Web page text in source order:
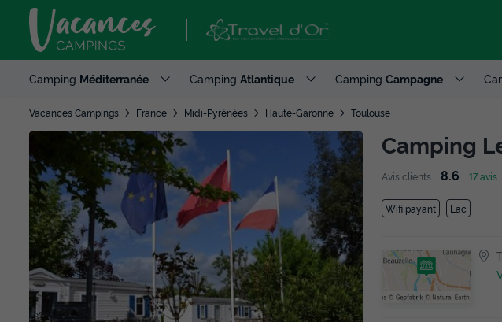
Camping Méditerranée Camping Atlantique Camping Campagne
Vacances Campings France Midi-Pyrénées Haute-Garonne Toulouse
Camping
Avis clients 8.6 17 avis
Wifi payant Lac